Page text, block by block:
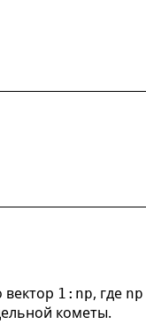
вектор 1:np, где np
кометы.